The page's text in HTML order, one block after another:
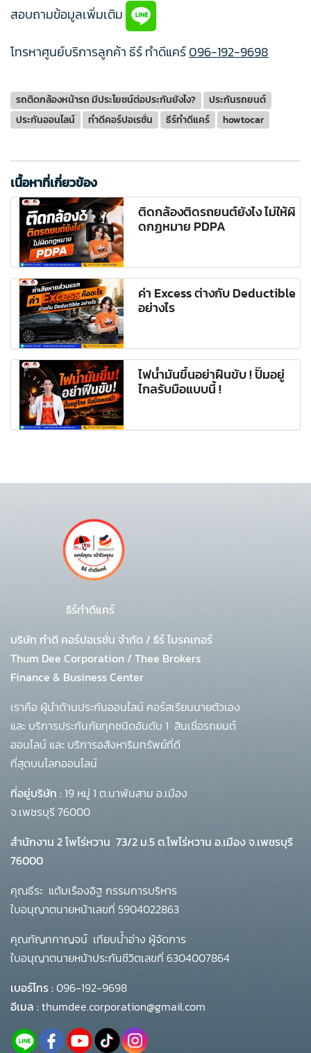
สอบถามข้อมูลเพิ่มเติม
โทรหาศูนย์บริการลูกค้า ธีร์ ทำดีแคร์096-192-9698
รถติดกล้องหน้ารถ มีประโยชน์ต่อประกันยังไง?
ประกันรถยนต์
ประกันออนไลน์
ทำดีคอร์ปอเรชั่น ธีร์ทำดีแคร์ howtocar
เนื้อหาที่เกี่ยวข้อง
ติดกล้องติดรถยนต์ยังไง ไม่ให้ผิ
ดกฏหมาย PDPA
ค่า Excess ต่างกับ Deductible
อย่างไร
ไฟน้ำมันขึ้นอย่าฝืนขับ ! ปั๊มอยู่
ไกลรับมือแบบนี้ !
ธีร์ทำดีแคร์
บริษัท ทำดี คอร์ปอเรชั่น จำกัด / ธีร์ โบรคเกอร์
Thum Dee Corporation / Thee Brokers
Finance & Business Center
เราคือ ผู้นำด้านประกันออนไลน์ คอร์สเรียนนายตัวเอง
และ บริการประกันภัยทุกชนิดอันดับ 1 สินเชื่อรถยนต์
ออนไลน์ และ บริการอสังหาริมทรัพย์ที่ดี
ที่สุดบนโลกออนไลน์
ที่อยู่บริษัท : 19 หมู่ 1 ต.นาพันสาม อ.เมือง
จ.เพชรบุรี 76000
สำนักงาน 2 โพโร่หวาน 73/2 ม.5 ต.โพไร่หวาน อ.เมือง จ.เพชรบุรี
76000
คุณธีระ แต้มเรืองอิฐ กรรมการบริหาร
ใบอนุญาตนายหน้าเลขที่ 5904022863
คุณกัญทกาญจน์ เทียบน้ำอ่าง ผู้จัดการ
ใบอนุญาตนายหน้าประกันชีวิตเลขที่ 6304007864
เบอร์โทร :096-192-9698
อีเมล :thumdee.corporation@gmail.com